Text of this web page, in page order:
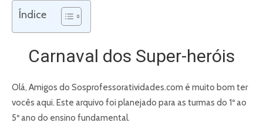
Índice
Carnaval dos Super-heróis
Olá, Amigos do Sosprofessoratividades.com é muito bom ter
vocês aqui. Este arquivo foi planejado para as turmas do 1º ao
5º ano do ensino fundamental.